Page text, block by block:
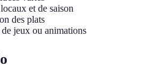
et de saison
des plats
jeux ou animations